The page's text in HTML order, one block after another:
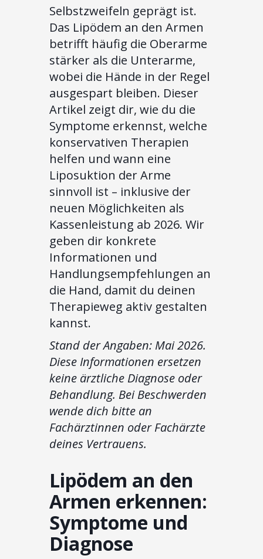
Selbstzweifeln geprägt ist.
Das Lipödem an den Armen
betrifft häufig die Oberarme
stärker als die Unterarme,
wobei die Hände in der Regel
ausgespart bleiben. Dieser
Artikel zeigt dir, wie du die
Symptome erkennst, welche
konservativen Therapien
helfen und wann eine
Liposuktion der Arme
sinnvoll ist – inklusive der
neuen Möglichkeiten als
Kassenleistung ab 2026. Wir
geben dir konkrete
Informationen und
Handlungsempfehlungen an
die Hand, damit du deinen
Therapieweg aktiv gestalten
kannst.
Stand der Angaben: Mai 2026.
Diese Informationen ersetzen
keine ärztliche Diagnose oder
Behandlung. Bei Beschwerden
wende dich bitte an
Fachärztinnen oder Fachärzte
deines Vertrauens.
Lipödem an den
Armen erkennen:
Symptome und
Diagnose